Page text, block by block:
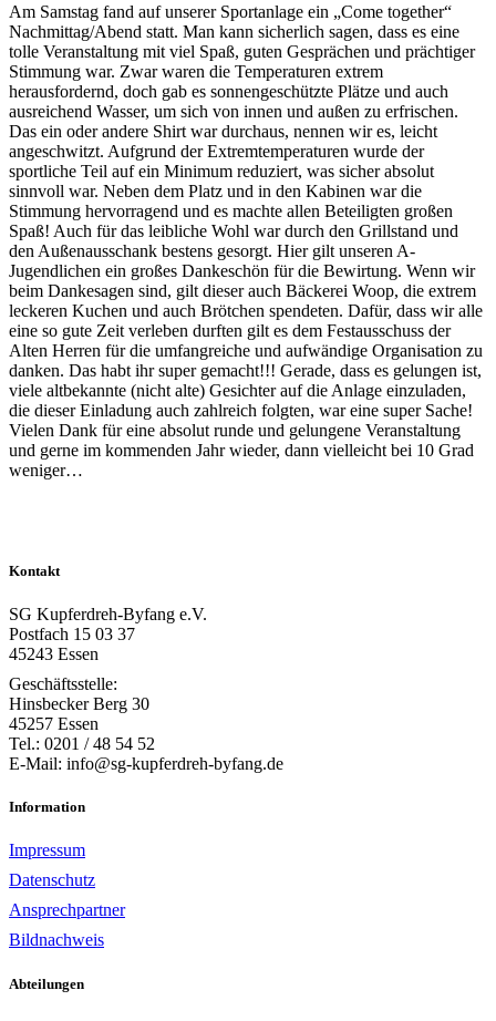
Am Samstag fand auf unserer Sportanlage ein „Come together“
Nachmittag/Abend statt. Man kann sicherlich sagen, dass es eine
tolle Veranstaltung mit viel Spaß, guten Gesprächen und prächtiger
Stimmung war. Zwar waren die Temperaturen extrem
herausfordernd, doch gab es sonnengeschützte Plätze und auch
ausreichend Wasser, um sich von innen und außen zu erfrischen.
Das ein oder andere Shirt war durchaus, nennen wir es, leicht
angeschwitzt. Aufgrund der Extremtemperaturen wurde der
sportliche Teil auf ein Minimum reduziert, was sicher absolut
sinnvoll war. Neben dem Platz und in den Kabinen war die
Stimmung hervorragend und es machte allen Beteiligten großen
Spaß! Auch für das leibliche Wohl war durch den Grillstand und
den Außenausschank bestens gesorgt. Hier gilt unseren A-
Jugendlichen ein großes Dankeschön für die Bewirtung. Wenn wir
beim Dankesagen sind, gilt dieser auch Bäckerei Woop, die extrem
leckeren Kuchen und auch Brötchen spendeten. Dafür, dass wir alle
eine so gute Zeit verleben durften gilt es dem Festausschuss der
Alten Herren für die umfangreiche und aufwändige Organisation zu
danken. Das habt ihr super gemacht!!! Gerade, dass es gelungen ist,
viele altbekannte (nicht alte) Gesichter auf die Anlage einzuladen,
die dieser Einladung auch zahlreich folgten, war eine super Sache!
Vielen Dank für eine absolut runde und gelungene Veranstaltung
und gerne im kommenden Jahr wieder, dann vielleicht bei 10 Grad
weniger…
Kontakt
SG Kupferdreh-Byfang e.V.
Postfach 15 03 37
45243 Essen
Geschäftsstelle:
Hinsbecker Berg 30
45257 Essen
Tel.: 0201 / 48 54 52
E-Mail: info@sg-kupferdreh-byfang.de
Information
Impressum
Datenschutz
Ansprechpartner
Bildnachweis
Abteilungen